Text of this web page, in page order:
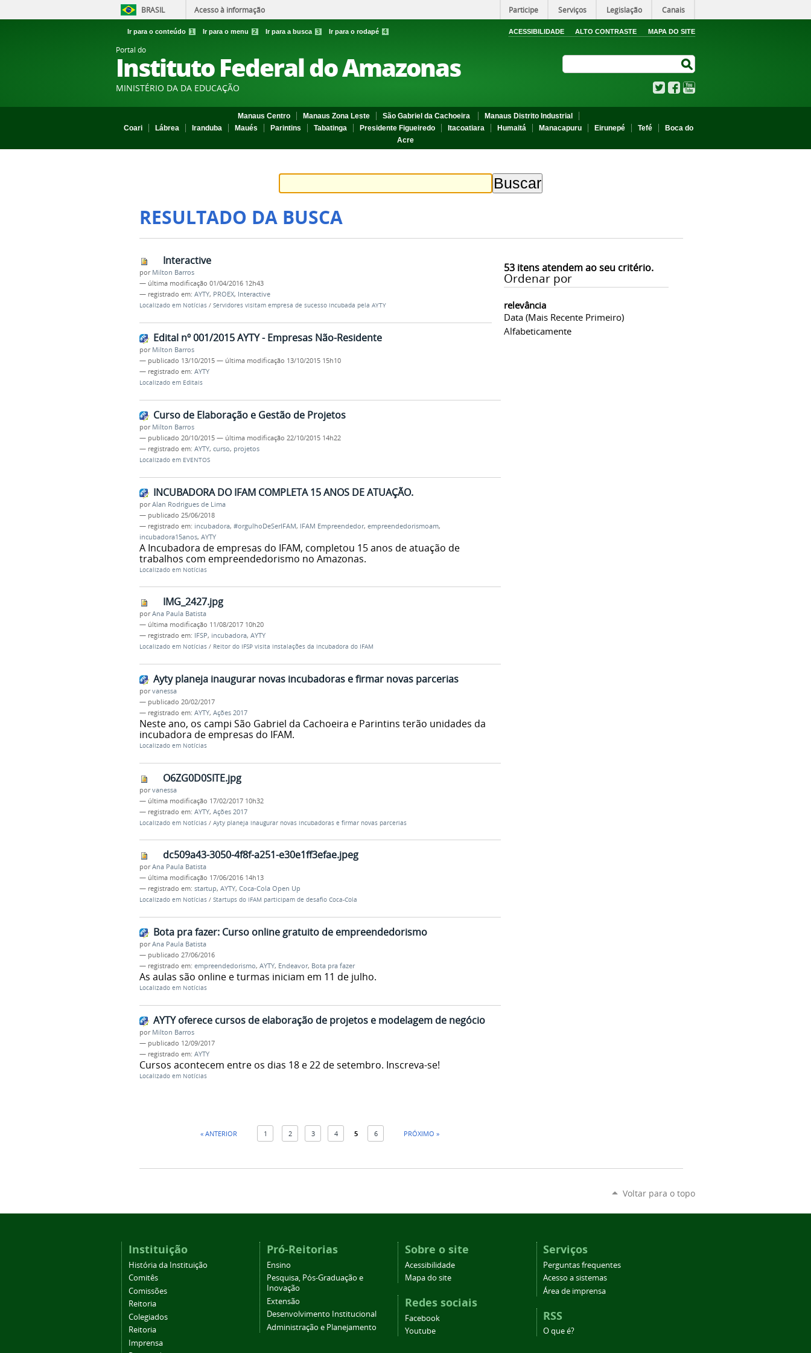
BRASIL Acesso à informação Participe Serviços Legislação Canais
Ir para o conteúdo 1 Ir para o menu 2 Ir para a busca 3 Ir para o rodapé 4 ACESSIBILIDADE ALTO CONTRASTE MAPA DO SITE
Portal do
Instituto Federal do Amazonas
MINISTÉRIO DA DA EDUCAÇÃO TwitterFacebook
Manaus Centro Manaus Zona Leste São Gabriel da Cachoeira
Manaus Distrito Industrial
Coari
Lábrea Iranduba Maués Parintins Tabatinga Presidente Figueiredo Itacoatiara Humaitá Manacapuru Eirunepé Tefé
Boca do
Acre
RESULTADO DA BUSCA
53itens atendem ao seu critério.
Ordenar por
relevância
Data (mais Recente Primeiro)
Alfabeticamente
Interactive
por Milton Barros
— última modificação 01/04/2016 12h43
— registrado em: AYTY, PROEX, Interactive
Localizado em Notícias / Servidores visitam empresa de sucesso incubada pela AYTY
Edital nº 001/2015 AYTY - Empresas Não-Residente
por Milton Barros
— publicado 13/10/2015 — última modificação 13/10/2015 15h10
— registrado em: AYTY
Localizado em Editais
Curso de Elaboração e Gestão de Projetos
por Milton Barros
— publicado 20/10/2015 — última modificação 22/10/2015 14h22
— registrado em: AYTY, curso, projetos
Localizado em EVENTOS
INCUBADORA DO IFAM COMPLETA 15 ANOS DE ATUAÇÃO.
porAlan Rodrigues de Lima
— publicado 25/06/2018
— registrado em: incubadora, #orgulhoDeSerIFAM, IFAM Empreendedor, empreendedorismoam,
incubadora15anos, AYTY
A Incubadora de empresas do IFAM, completou 15 anos de atuação de
trabalhos com empreendedorismo no Amazonas.
Localizado em Notícias
IMG_2427.jpg
porAna Paula Batista
— última modificação 11/08/2017 10h20
— registrado em: IFSP, incubadora, AYTY
Localizado em Notícias / Reitor do IFSP visita instalações da incubadora do IFAM
Ayty planeja inaugurar novas incubadoras e firmar novas parcerias
porvanessa
— publicado 20/02/2017
— registrado em: AYTY, Ações 2017
Neste ano, os campi São Gabriel da Cachoeira e Parintins terão unidades da
incubadora de empresas do IFAM.
Localizado em Notícias
O6ZG0D0SITE.jpg
porvanessa
— última modificação 17/02/2017 10h32
— registrado em: AYTY, Ações 2017
Localizado em Notícias / Ayty planeja inaugurar novas incubadoras e firmar novas parcerias
dc509a43-3050-4f8f-a251-e30e1ff3efae.jpeg
porAna Paula Batista
— última modificação 17/06/2016 14h13
— registrado em: startup, AYTY, Coca-Cola Open Up
Localizado em Notícias / Startups do IFAM participam de desafio Coca-Cola
Bota pra fazer: Curso online gratuito de empreendedorismo
porAna Paula Batista
— publicado 27/06/2016
— registrado em: empreendedorismo, AYTY, Endeavor, Bota pra fazer
As aulas são online e turmas iniciam em 11 de julho.
Localizado em Notícias
AYTY oferece cursos de elaboração de projetos e modelagem de negócio
por Milton Barros
— publicado 12/09/2017
— registrado em: AYTY
Cursos acontecem entre os dias 18 e 22 de setembro. Inscreva-se!
Localizado em Notícias
« ANTERIOR 1 2 3 4 5 6 PRÓXIMO »
Voltar para o topo
Instituição
História da Instituição
Comitês
Comissões
Reitoria
Colegiados
Reitoria
Imprensa
Pró-Reitorias
Ensino
Pesquisa, Pós-Graduação e
Inovação
Extensão
Desenvolvimento Institucional
Administração e Planejamento
Sobre o site
Acessibilidade
Mapa do site
Redes sociais
Facebook
Youtube
Serviços
Perguntas frequentes
Acesso a sistemas
Área de imprensa
RSS
O que é?